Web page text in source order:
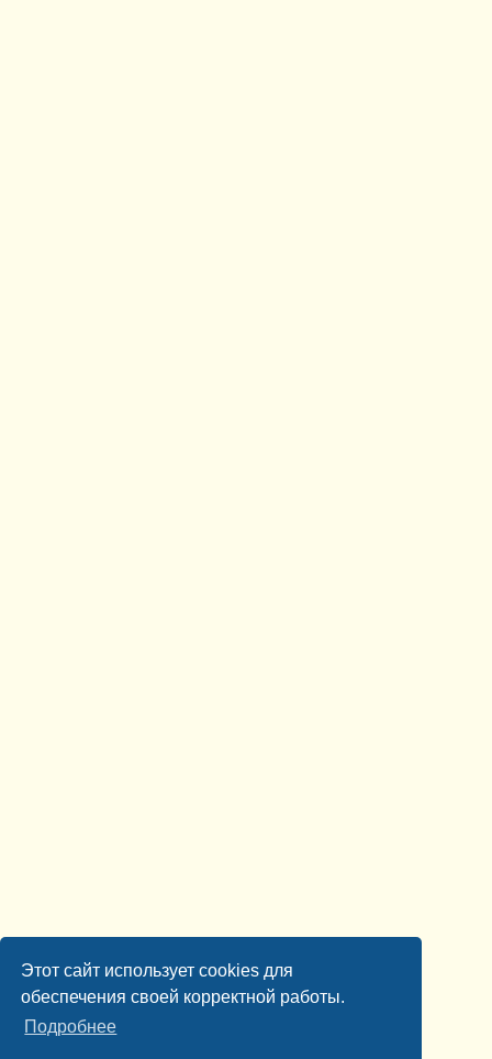
Этот сайт использует cookies для
обеспечения своей корректной работы.
Подробнее